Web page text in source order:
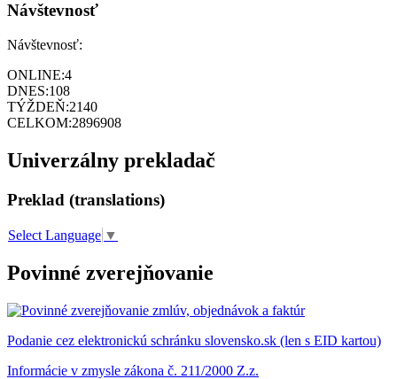
Návštevnosť
Návštevnosť:
ONLINE:4
DNES:108
TÝŽDEŇ:2140
CELKOM:2896908
Univerzálny prekladač
Preklad (translations)
Select Language ▼
Povinné zverejňovanie
Podanie cez elektronickú schránku slovensko.sk (len s EID kartou)
Informácie v zmysle zákona č. 211/2000 Z.z.